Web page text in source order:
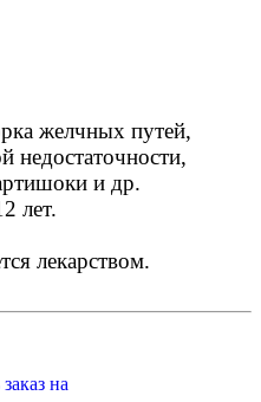
желчных путей,
недостаточности,
и др.
лет.
лекарством.